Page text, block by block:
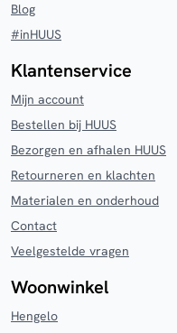
Blog
#inHUUS
Klantenservice
Mijn account
Bestellen bij HUUS
Bezorgen en afhalen HUUS
Retourneren en klachten
Materialen en onderhoud
Contact
Veelgestelde vragen
Woonwinkel
Hengelo